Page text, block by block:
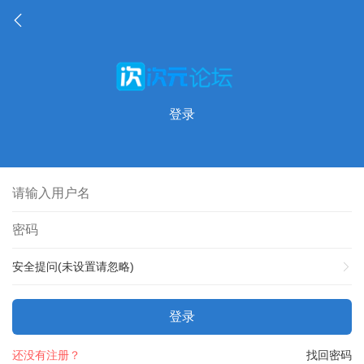
登录
安全提问(未设置请忽略)
登录
找回密码
还没有注册？